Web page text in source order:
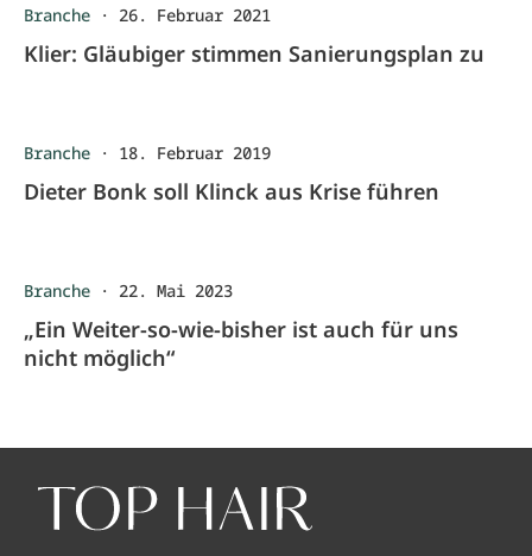
Branche · 26. Februar 2021
Klier: Gläubiger stimmen Sanierungsplan zu
Branche · 18. Februar 2019
Dieter Bonk soll Klinck aus Krise führen
Branche · 22. Mai 2023
„Ein Weiter-so-wie-bisher ist auch für uns
nicht möglich“